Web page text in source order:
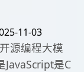
11-03
源编程大模
JavaScript是C